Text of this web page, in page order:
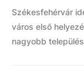
Székesfehérvár
város első
nagyobb